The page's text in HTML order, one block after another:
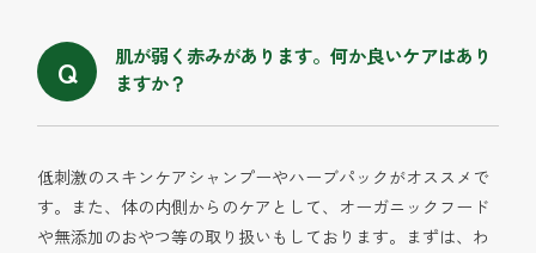
肌が弱く赤みがあります。何か良いケアはあり
ますか？
低刺激のスキンケアシャンプーやハーブパックがオススメで
す。また、体の内側からのケアとして、オーガニックフード
や無添加のおやつ等の取り扱いもしております。まずは、わ